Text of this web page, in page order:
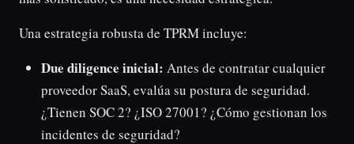
Una estrategia robusta de TPRM incluye:
Due diligence inicial: Antes de contratar cualquier
proveedor SaaS, evalúa su postura de seguridad.
¿Tienen SOC 2? ¿ISO 27001? ¿Cómo gestionan los
incidentes de seguridad?